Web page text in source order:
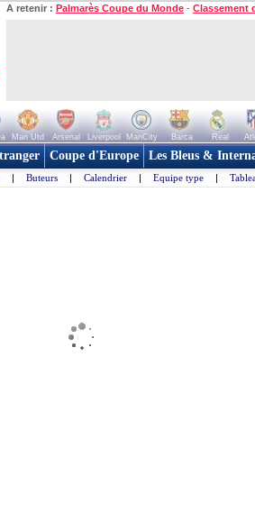
A retenir : Palmarès Coupe du Monde - Classement
Man Utd Arsenal Liverpool ManCity Barca Real
Coupe d'Europe Les Bleus &
| Buteurs | Calendrier | Equipe type |